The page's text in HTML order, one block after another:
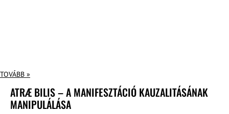
TOVÁBB »
ATRÆ BILIS – A MANIFESZTÁCIÓ KAUZALITÁSÁNAK
MANIPULÁLÁSA